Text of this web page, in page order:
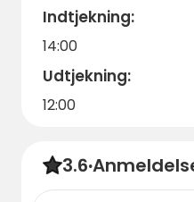
Indtjekning:
14:00
Udtjekning:
12:00
3.6·